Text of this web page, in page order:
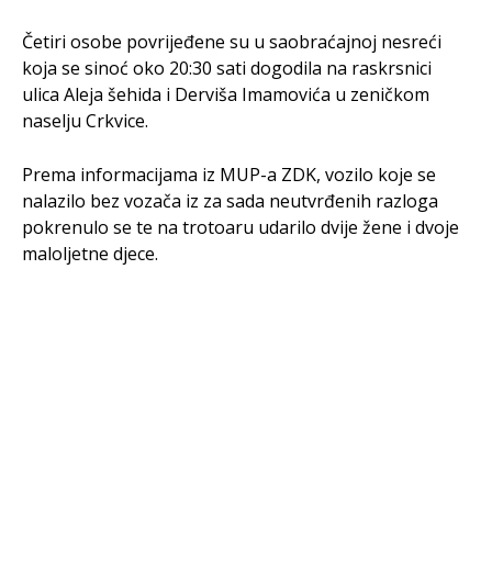
Četiri osobe povrijeđene su u saobraćajnoj nesreći
koja se sinoć oko 20:30 sati dogodila na raskrsnici
ulica Aleja šehida i Derviša Imamovića u zeničkom
naselju Crkvice.
Prema informacijama iz MUP-a ZDK, vozilo koje se
nalazilo bez vozača iz za sada neutvrđenih razloga
pokrenulo se te na trotoaru udarilo dvije žene i dvoje
maloljetne djece.